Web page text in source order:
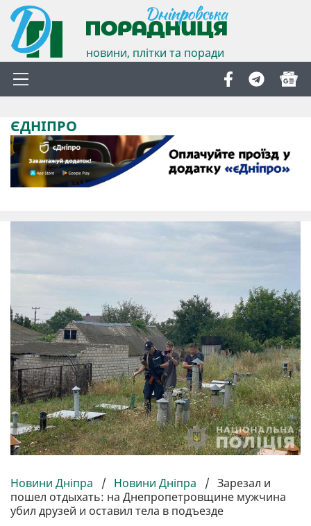
новини, плітки та поради
ЄДНІПРО
Новини Дніпра / Новини Дніпра / Зарезал и
пошел отдыхать: на Днепропетровщине мужчина
убил друзей и оставил тела в подъезде